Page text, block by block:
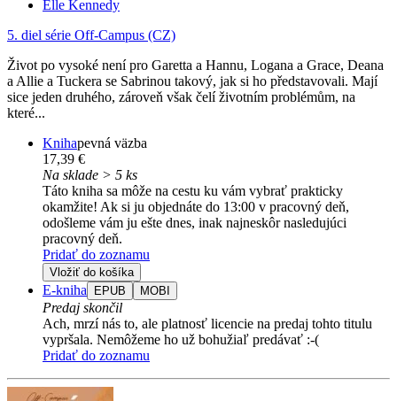
Elle Kennedy
5. diel série Off-Campus (CZ)
Život po vysoké není pro Garetta a Hannu, Logana a Grace, Deana
a Allie a Tuckera se Sabrinou takový, jak si ho představovali. Mají
sice jeden druhého, zároveň však čelí životním problémům, na
které...
Knihapevná väzba
17,39 €
Na sklade > 5 ks
Táto kniha sa môže na cestu ku vám vybrať prakticky
okamžite! Ak si ju objednáte do 13:00 v pracovný deň,
odošleme vám ju ešte dnes, inak najneskôr nasledujúci
pracovný deň.
Pridať do zoznamu
Vložiť do košíka
E-kniha EPUB MOBI
Predaj skončil
Ach, mrzí nás to, ale platnosť licencie na predaj tohto titulu
vypršala. Nemôžeme ho už bohužiaľ predávať :-(
Pridať do zoznamu